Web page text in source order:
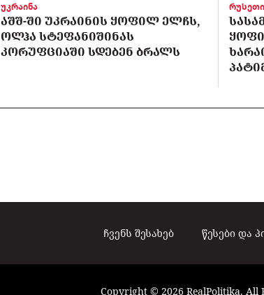
უკრაინა
ᲐᲨᲨ-ᲨᲘ ᲣᲙᲠᲐᲘᲜᲘᲡ ᲧᲝᲤᲘᲚ ᲔᲚᲩᲡ,
ᲝᲚᲰᲐ ᲡᲢᲔᲤᲐᲜᲘᲨᲘᲜᲐᲡ
ᲙᲝᲠᲣᲤᲪᲘᲐᲨᲘ ᲡᲓᲔᲑᲔᲜ ᲑᲠᲐᲚᲡ
რუსეთი
ჩვენს შესახებ წესები და
Copyright © 2026 RealPolitika. All